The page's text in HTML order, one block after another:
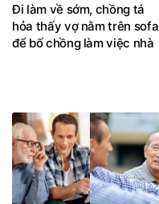
Đi làm về sớm, chồng tá
hỏa thấy vợ nằm trên sofa
để bố chồng làm việc nhà